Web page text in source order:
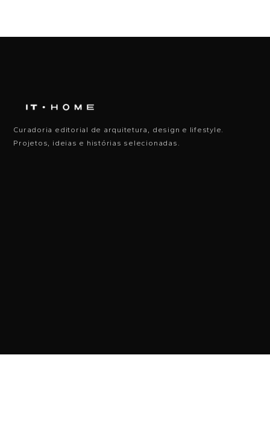
Curadoria editorial de arquitetura, design e lifestyle.
Projetos, ideias e histórias selecionadas.